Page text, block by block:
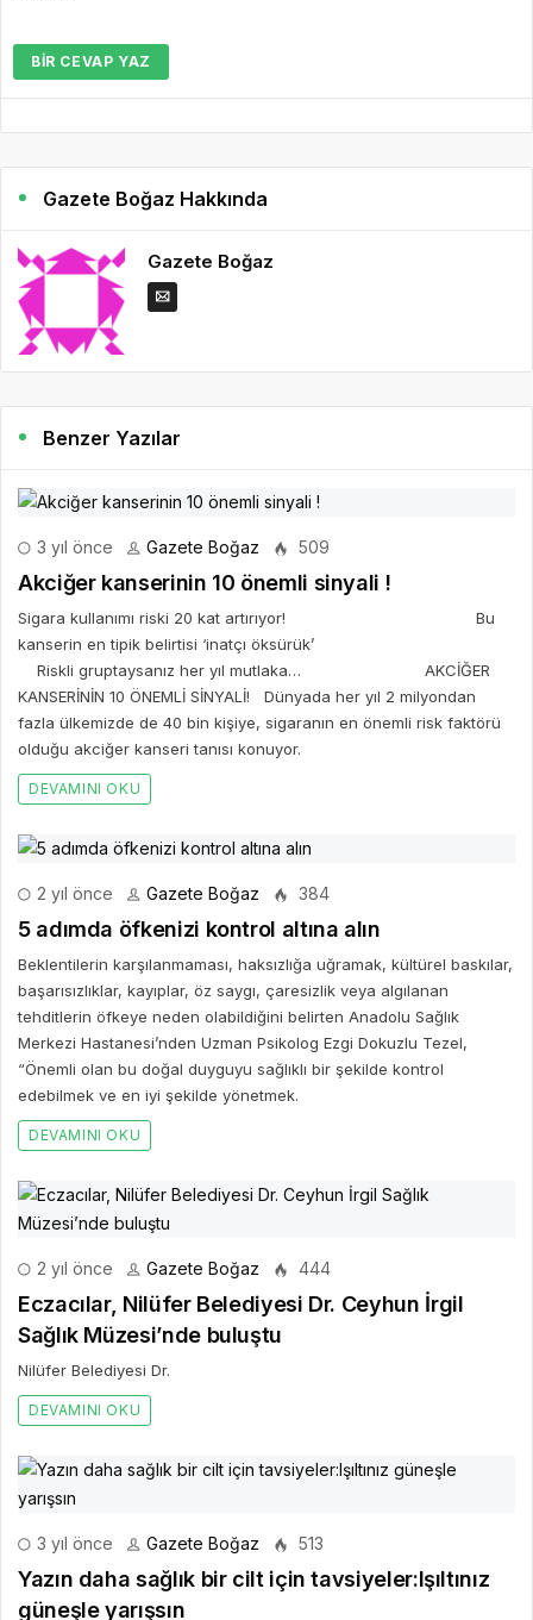
BIR CEVAP YAZ
Gazete Boğaz Hakkında
Gazete Boğaz
Benzer Yazılar
3 yıl önce Gazete Boğaz 509
Akciğer kanserinin 10 önemli sinyali !
Sigara kullanımı riski 20 kat artırıyor! Bu
kanserin en tipik belirtisi ‘inatçı öksürük’
Riskli gruptaysanız her yıl mutlaka… AKCİĞER
KANSERİNİN 10 ÖNEMLİ SİNYALİ! Dünyada her yıl 2 milyondan
fazla ülkemizde de 40 bin kişiye, sigaranın en önemli risk faktörü
olduğu akciğer kanseri tanısı konuyor.
DEVAMINI OKU
2 yıl önce Gazete Boğaz 384
5 adımda öfkenizi kontrol altına alın
Beklentilerin karşılanmaması, haksızlığa uğramak, kültürel baskılar,
başarısızlıklar, kayıplar, öz saygı, çaresizlik veya algılanan
tehditlerin öfkeye neden olabildiğini belirten Anadolu Sağlık
Merkezi Hastanesi’nden Uzman Psikolog Ezgi Dokuzlu Tezel,
“Önemli olan bu doğal duyguyu sağlıklı bir şekilde kontrol
edebilmek ve en iyi şekilde yönetmek.
DEVAMINI OKU
2 yıl önce Gazete Boğaz 444
Eczacılar, Nilüfer Belediyesi Dr. Ceyhun İrgil
Sağlık Müzesi’nde buluştu
Nilüfer Belediyesi Dr.
DEVAMINI OKU
3 yıl önce Gazete Boğaz 513
Yazın daha sağlık bir cilt için tavsiyeler:Işıltınız
güneşle yarışsın